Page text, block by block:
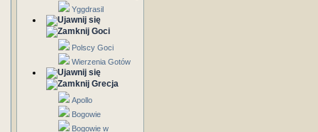
Yggdrasil
Goci
Polscy Goci
Wierzenia Gotów
Grecja
Apollo
Bogowie
Bogowie w